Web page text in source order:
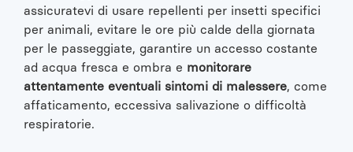
assicuratevi di usare repellenti per insetti specifici
per animali, evitare le ore più calde della giornata
per le passeggiate, garantire un accesso costante
ad acqua fresca e ombra e monitorare
attentamente eventuali sintomi di malessere, come
affaticamento, eccessiva salivazione o difficoltà
respiratorie.